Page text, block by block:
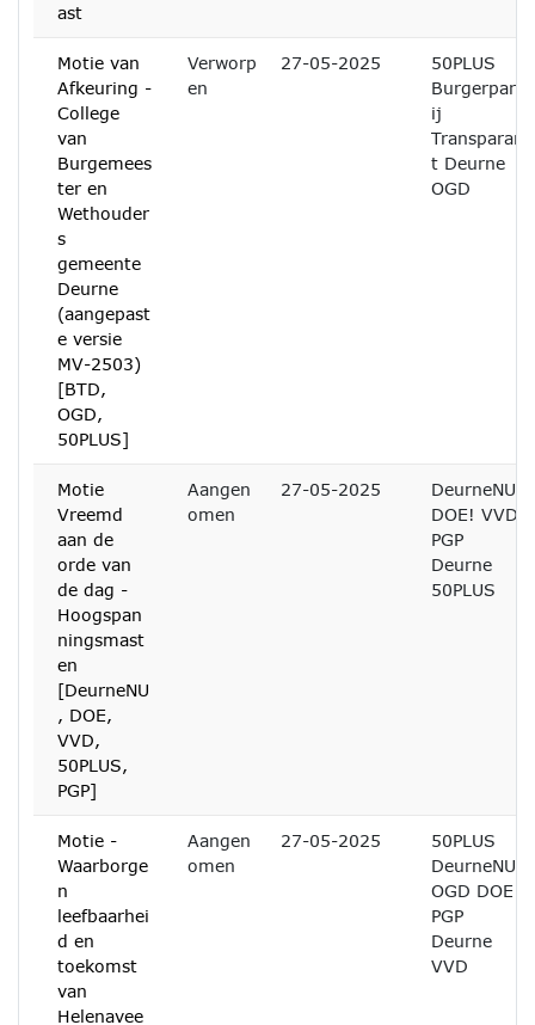
ast
Motie van
Afkeuring -
College
van
Burgemees
ter en
Wethouder
s
gemeente
Deurne
(aangepast
e versie
MV-2503)
[BTD,
OGD,
50PLUS]
Verworp
en
27-05-2025
50PLUS
Burgerpart
ij
Transparan
t Deurne
OGD
Motie
Vreemd
aan de
orde van
de dag -
Hoogspan
ningsmast
en
[DeurneNU
, DOE,
VVD,
50PLUS,
PGP]
Aangen
omen
27-05-2025
DeurneNU
DOE! VVD
PGP
Deurne
50PLUS
Motie -
Waarborge
n
leefbaarhei
d en
toekomst
van
Helenavee
Aangen
omen
27-05-2025
50PLUS
DeurneNU
OGD DOE!
PGP
Deurne
VVD